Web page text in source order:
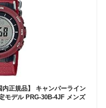
正規品】 キャンパーライン
モデル PRG-30B-4JF メンズ